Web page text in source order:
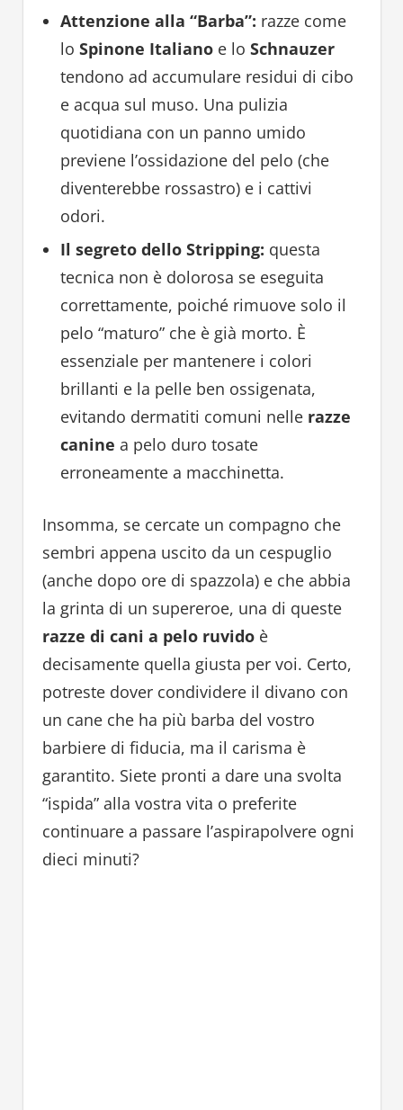
Attenzione alla “Barba”: razze come
lo Spinone Italianoe lo Schnauzer
tendono ad accumulare residui di cibo
e acqua sul muso. Una pulizia
quotidiana con un panno umido
previene l’ossidazione del pelo (che
diventerebbe rossastro) e i cattivi
odori.
Il segreto dello Stripping: questa
tecnica non è dolorosa se eseguita
correttamente, poiché rimuove solo il
pelo “maturo” che è già morto. È
essenziale per mantenere i colori
brillanti e la pelle ben ossigenata,
evitando dermatiti comuni nelle razze
canine a pelo duro tosate
erroneamente a macchinetta.
Insomma, se cercate un compagno che
sembri appena uscito da un cespuglio
(anche dopo ore di spazzola) e che abbia
la grinta di un supereroe, una di queste
razze di cani a pelo ruvidoè
decisamente quella giusta per voi. Certo,
potreste dover condividere il divano con
un cane che ha più barba del vostro
barbiere di fiducia, ma il carisma è
garantito. Siete pronti a dare una svolta
“ispida” alla vostra vita o preferite
continuare a passare l’aspirapolvere ogni
dieci minuti?